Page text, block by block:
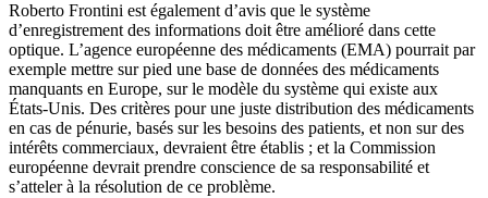
Roberto Frontini est également d’avis que le système
d’enregistrement des informations doit être amélioré dans cette
optique. L’agence européenne des médicaments (EMA) pourrait par
exemple mettre sur pied une base de données des médicaments
manquants en Europe, sur le modèle du système qui existe aux
États-Unis. Des critères pour une juste distribution des médicaments
en cas de pénurie, basés sur les besoins des patients, et non sur des
intérêts commerciaux, devraient être établis ; et la Commission
européenne devrait prendre conscience de sa responsabilité et
s’atteler à la résolution de ce problème.